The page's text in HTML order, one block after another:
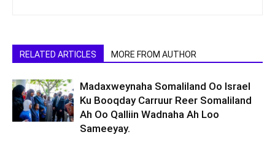
RELATED ARTICLES MORE FROM AUTHOR
Madaxweynaha Somaliland Oo Israel
Ku Booqday Carruur Reer Somaliland
Ah Oo Qalliin Wadnaha Ah Loo
Sameeyay.